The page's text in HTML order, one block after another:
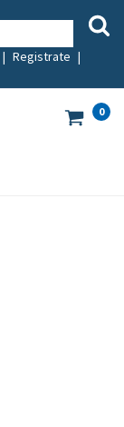
| Registrate |
0